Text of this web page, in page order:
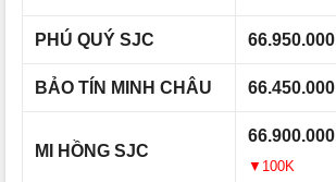
PHÚ QUÝ SJC 66.950.000
BẢO TÍN MINH CHÂU 66.450.000
MI HỒNG SJC
66.900.000
▼100K